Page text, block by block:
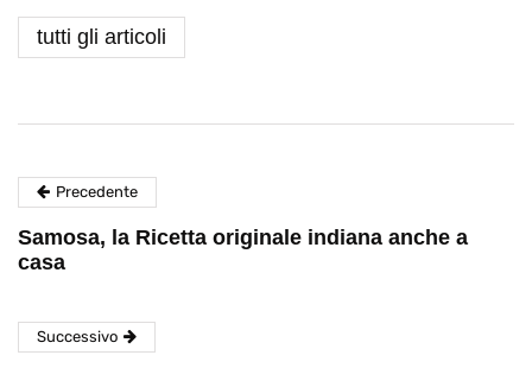
tutti gli articoli
Precedente
Samosa, la Ricetta originale indiana anche a
casa
Successivo